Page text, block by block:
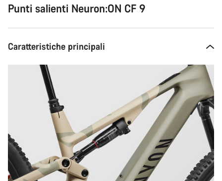
Punti salienti Neuron:ON CF 9
Caratteristiche principali